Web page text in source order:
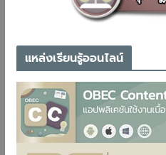
แหล่งเรียนรู้ออนไลน์